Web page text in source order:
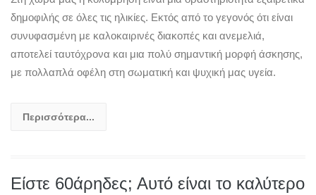
δημοφιλής σε όλες τις ηλικίες. Εκτός από το γεγονός ότι είναι
συνυφασμένη με καλοκαιρινές διακοπές και ανεμελιά,
αποτελεί ταυτόχρονα και μια πολύ σημαντική μορφή άσκησης,
με πολλαπλά οφέλη στη σωματική και ψυχική μας υγεία.
Περισσότερα...
Είστε 60άρηδες; Αυτό είναι το καλύτερο